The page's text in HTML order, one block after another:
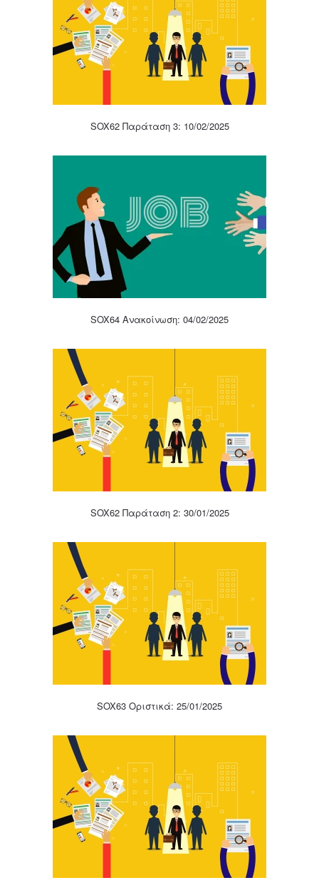
SOX62 Παράταση 3: 10/02/2025
SOX64 Ανακοίνωση: 04/02/2025
SOX62 Παράταση 2: 30/01/2025
SOX63 Οριστικά: 25/01/2025